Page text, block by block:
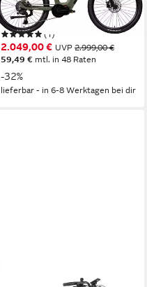
715,68 Wh Akkuleistung
Kettenschaltung Schaltung
(1)
2.049,00 € UVP 2.999,00 €
59,49 € mtl. in 48 Raten
-32%
lieferbar - in 6-8 Werktagen bei dir